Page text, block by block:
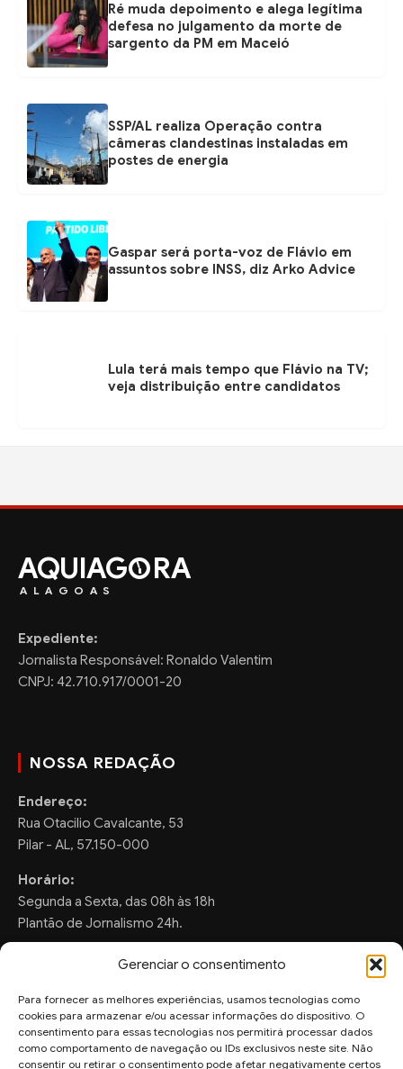
Gerenciar o consentimento
Para fornecer as melhores experiências, usamos tecnologias como
cookies para armazenar e/ou acessar informações do dispositivo. O
consentimento para essas tecnologias nos permitirá processar dados
como comportamento de navegação ou IDs exclusivos neste site. Não
consentir ou retirar o consentimento pode afetar negativamente certos
Ré muda depoimento e alega legítima
defesa no julgamento da morte de
sargento da PM em Maceió
SSP/AL realiza Operação contra
câmeras clandestinas instaladas em
postes de energia
Gaspar será porta-voz de Flávio em
assuntos sobre INSS, diz Arko Advice
Lula terá mais tempo que Flávio na TV;
veja distribuição entre candidatos
AQUIAG RA
ALAGOAS
Expediente:
Jornalista Responsável: Ronaldo Valentim
CNPJ: 42.710.917/0001-20
NOSSA REDAÇÃO
Endereço:
Rua Otacilio Cavalcante, 53
Pilar - AL, 57.150-000
Horário:
Segunda a Sexta, das 08h às 18h
Plantão de Jornalismo 24h.
FALE CONOSCO
Sugestões de Pauta:
ronaldo.valentim150@gmail.com